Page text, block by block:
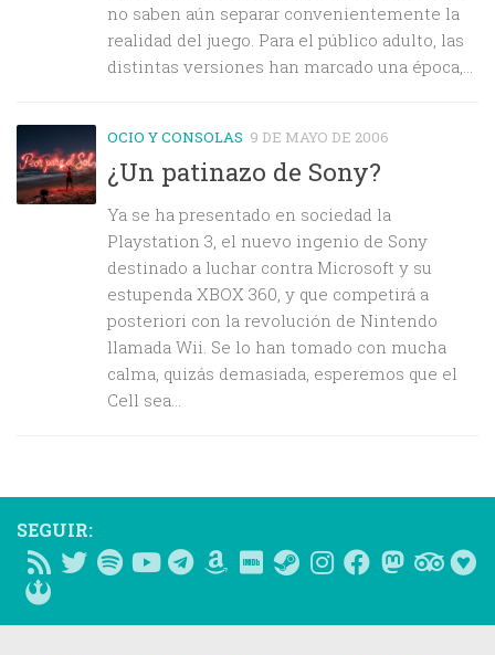
no saben aún separar convenientemente la
realidad del juego. Para el público adulto, las
distintas versiones han marcado una época,...
OCIO Y CONSOLAS 9 DE MAYO DE 2006
¿Un patinazo de Sony?
Ya se ha presentado en sociedad la
Playstation 3, el nuevo ingenio de Sony
destinado a luchar contra Microsoft y su
estupenda XBOX 360, y que competirá a
posteriori con la revolución de Nintendo
llamada Wii. Se lo han tomado con mucha
calma, quizás demasiada, esperemos que el
Cell sea...
SEGUIR: